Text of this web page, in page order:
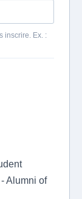
inscrire. Ex. :
Alumni of